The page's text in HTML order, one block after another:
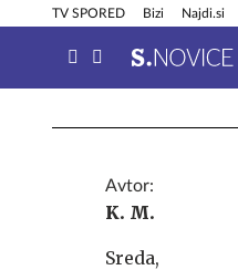
TV SPORED Bizi Najdi.si
Info in obvestila
Avtor:
K. M.
Sreda,